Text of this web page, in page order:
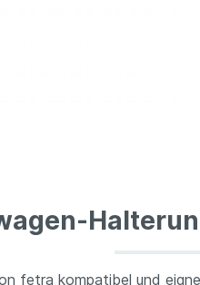
fetra kompatibel und